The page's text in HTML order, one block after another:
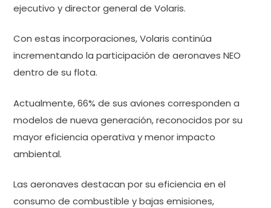
ejecutivo y director general de Volaris.
Con estas incorporaciones, Volaris continúa
incrementando la participación de aeronaves NEO
dentro de su flota.
Actualmente, 66% de sus aviones corresponden a
modelos de nueva generación, reconocidos por su
mayor eficiencia operativa y menor impacto
ambiental.
Las aeronaves destacan por su eficiencia en el
consumo de combustible y bajas emisiones,